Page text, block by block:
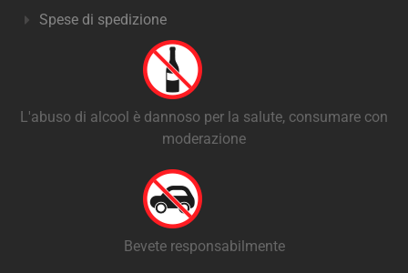
Spese di spedizione
L'abuso di alcool è dannoso per la salute, consumare con
moderazione
Bevete responsabilmente